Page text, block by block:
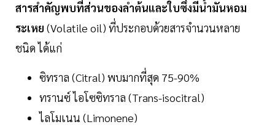
สารสำคัญพบที่ส่วนของลำต้นและใบซึ่งมีน้ำมันหอม
ระเหย (Volatile oil) ที่ประกอบด้วยสารจำนวนหลาย
ชนิด ได้แก่
ซิทราล (Citral) พบมากที่สุด 75-90%
ทรานซ์ ไอโซซิทราล (Trans-isocitral)
ไลโมเนน (Limonene)